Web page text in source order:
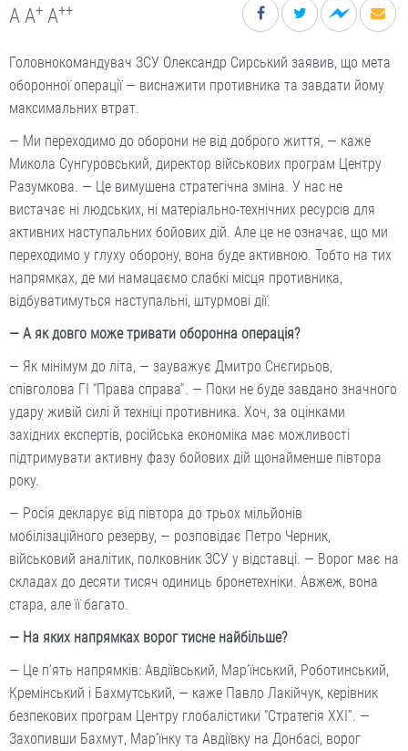
A A+ A++
Головнокомандувач ЗСУ Олександр Сирський заявив, що мета
оборонної операції — виснажити противника та завдати йому
максимальних втрат.
— Ми переходимо до оборони не від доброго життя, — каже
Микола Сунгуровський, директор військових програм Центру
Разумкова. — Це вимушена стратегічна зміна. У нас не
вистачає ні людських, ні матеріально-технічних ресурсів для
активних наступальних бойових дій. Але це не означає, що ми
переходимо у глуху оборону, вона буде активною. Тобто на тих
напрямках, де ми намацаємо слабкі місця противника,
відбуватимуться наступальні, штурмові дії.
— А як довго може тривати оборонна операція?
— Як мінімум до літа, — зауважує Дмитро Снєгирьов,
співголова ГІ “Права справа”. — Поки не буде завдано значного
удару живій силі й техніці противника. Хоч, за оцінками
західних експертів, російська економіка має можливості
підтримувати активну фазу бойових дій щонайменше півтора
року.
— Росія декларує від півтора до трьох мільйонів
мобілізаційного резерву, — розповідає Петро Черник,
військовий аналітик, полковник ЗСУ у відставці. — Ворог має на
складах до десяти тисяч одиниць бронетехніки. Авжеж, вона
стара, але її багато.
— На яких напрямках ворог тисне найбільше?
— Це п’ять напрямків: Авдіївський, Мар’їнський, Роботинський,
Кремінський і Бахмутський, — каже Павло Лакійчук, керівник
безпекових програм Центру глобалістики “Стратегія XXI”. —
Захопивши Бахмут, Мар’їнку та Авдіївку на Донбасі, ворог